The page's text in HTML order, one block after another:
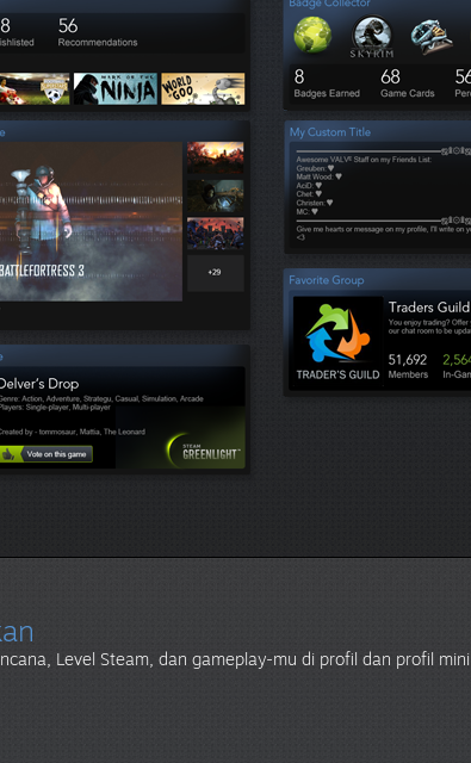
Level Steam, dan gameplay-mu di profil dan profil mini